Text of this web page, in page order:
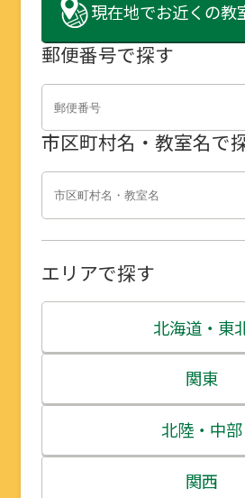
現在地でお近くの教
郵便番号で探す
市区町村名・教室名で
エリアで探す
北海道・東
北海道
青森県
岩手県
関東
茨城県
栃木県
北陸・中部
新潟県
関西